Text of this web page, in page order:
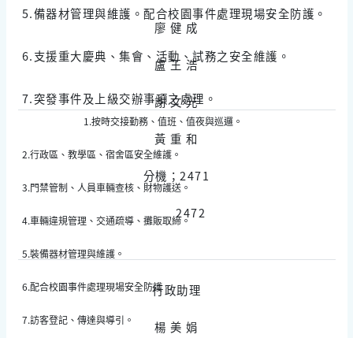
5.備器材管理與維護。配合校園事件處理現場安全防護。
6.支援重大慶典、集會、活動、試務之安全維護。
7.突發事件及上級交辦事項之處理。
廖 健 成
盧 王 浩
謝 文 光
黃 重 和
分機；2471
2472
1.按時交接勤務、值班、值夜與巡邏。
2.行政區、教學區、宿舍區安全維護。
3.門禁管制、人員車輛查核、財物護送。
4.車輛違規管理、交通疏導、攤販取締。
5.裝備器材管理與維護。
6.配合校園事件處理現場安全防護。
7.訪客登記、傳達與導引。
行政助理
楊 美 娟